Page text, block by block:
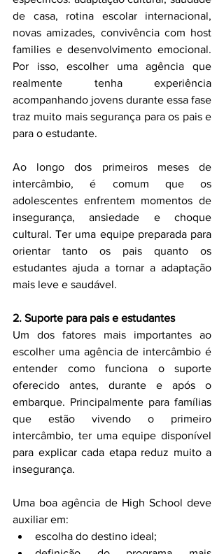
de casa, rotina escolar internacional,
novas amizades, convivência com host
families e desenvolvimento emocional.
Por isso, escolher uma agência que
realmente tenha experiência
acompanhando jovens durante essa fase
traz muito mais segurança para os pais e
para o estudante.
Ao longo dos primeiros meses de
intercâmbio, é comum que os
adolescentes enfrentem momentos de
insegurança, ansiedade e choque
cultural. Ter uma equipe preparada para
orientar tanto os pais quanto os
estudantes ajuda a tornar a adaptação
mais leve e saudável.
2. Suporte para pais e estudantes
Um dos fatores mais importantes ao
escolher uma agência de intercâmbio é
entender como funciona o suporte
oferecido antes, durante e após o
embarque. Principalmente para famílias
que estão vivendo o primeiro
intercâmbio, ter uma equipe disponível
para explicar cada etapa reduz muito a
insegurança.
Uma boa agência de High School deve
auxiliar em:
escolha do destino ideal;